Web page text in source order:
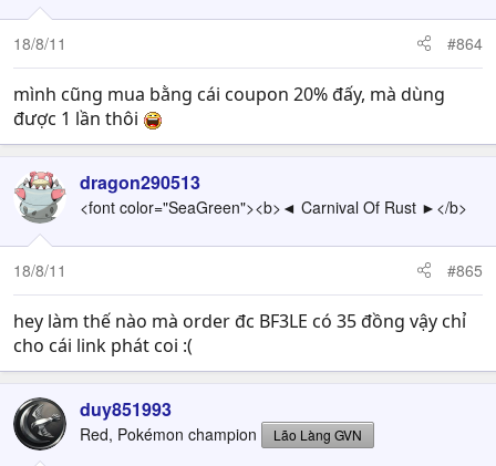
18/8/11 #864
mình cũng mua bằng cái coupon 20% đấy, mà dùng
được 1 lần thôi
dragon290513
<font color="SeaGreen"><b>◄ Carnival Of Rust ►</b>
18/8/11 #865
hey làm thế nào mà order đc BF3LE có 35 đồng vậy chỉ
cho cái link phát coi :(
duy851993
Red, Pokémon champion Lão Làng GVN